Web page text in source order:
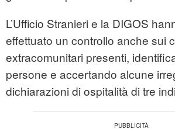
L’Ufficio Stranieri e la DIGOS
effettuato un controllo anche sui
extracomunitari presenti,
persone e accertando alcune
dichiarazioni di ospitalità di tre